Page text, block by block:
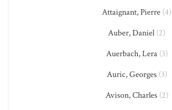
Attaignant, Pierre (4)
Auber, Daniel (2)
Auerbach, Lera(3)
Auric, Georges(3)
Avison, Charles(2)